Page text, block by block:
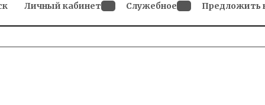
dropdown
menu
Личный кабинет
dropdown
Служебное
dropdown
Предложить